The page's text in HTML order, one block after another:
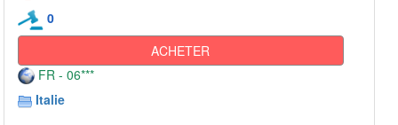
0
ACHETER
FR - 06***
Italie